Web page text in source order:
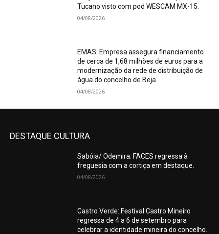
Tucano visto com pod WESCAM MX-15.
04/08/2026
EMAS: Empresa assegura financiamento
de cerca de 1,68 milhões de euros para a
modernização da rede de distribuição de
água do concelho de Beja.
04/08/2026
DESTAQUE CULTURA
Sabóia/ Odemira: FACES regressa à
freguesia com a cortiça em destaque.
04/08/2026
Castro Verde: Festival Castro Mineiro
regressa de 4 a 6 de setembro para
celebrar a identidade mineira do concelho.